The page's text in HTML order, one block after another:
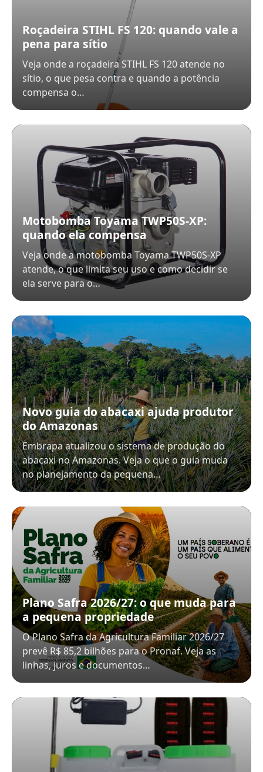
Roçadeira STIHL FS 120: quando vale a
pena para sítio
Veja onde a roçadeira STIHL FS 120 atende no
sítio, o que pesa contra e quando a potência
compensa o…
Motobomba Toyama TWP50S-XP:
quando ela compensa
Veja onde a motobomba Toyama TWP50S-XP
atende, o que limita seu uso e como decidir se
ela serve para o…
Novo guia do abacaxi ajuda produtor
do Amazonas
Embrapa atualizou o sistema de produção do
abacaxi no Amazonas. Veja o que o guia muda
no planejamento da pequena…
Plano Safra 2026/27: o que muda para
a pequena propriedade
O Plano Safra da Agricultura Familiar 2026/27
prevê R$ 85,2 bilhões para o Pronaf. Veja as
linhas, juros e documentos…